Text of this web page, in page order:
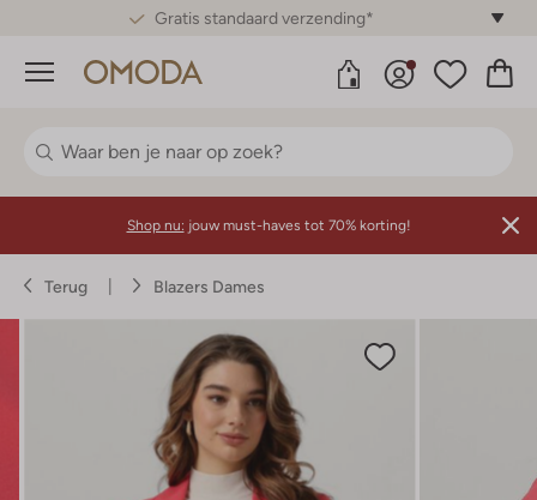
Gratis standaard verzending*
Menu
Shop nu: jouw must-haves tot 70% korting!
Terug Blazers Dames